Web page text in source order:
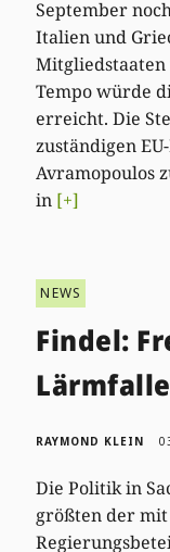
September
Italien und
Tempo würde
erreicht. Die
zuständigen
Avramopoulos
in [+]
NEWS
Findel:
Lärmfalle
RAYMOND KLEIN
Die Politik in
größten der